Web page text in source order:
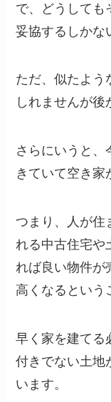
で、どうしても
妥協するしかな
ただ、似たよう
しれませんが後
さらにいうと、
きていて空き家
つまり、人が住
れる中古住宅や
れば良い物件が
高くなるという
早く家を建てる
付きでない土地
います。